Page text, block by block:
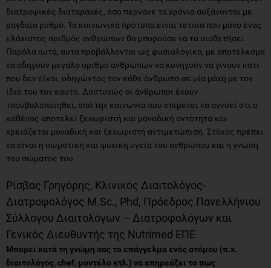
διατροφικές διαταραχές, όσο περνάνε τα χρόνια αυξάνονται με
ραγδαίο ρυθμό. Τα κοινωνικά πρότυπα είναι τέτοια που μόνο ένας
ελάχιστος αριθμός ανθρώπων θα μπορούσε να τα υιοθετήσει.
Παρόλα αυτά, αυτά προβάλλονται ως φυσιολογικά, με αποτέλεσμα
να οδηγούν μεγάλο αριθμό ανθρώπων να κυνηγούν να γίνουν κάτι
που δεν είναι, οδηγώντας τον κάθε άνθρωπο σε μία μάχη με τον
ίδιο του τον εαυτό. Δυστυχώς οι άνθρωποι έχουν
τσουβαλοποιηθεί, από την κοινωνία που επιμένει να αγνοεί ότι ο
καθένας αποτελεί ξεχωριστή και μοναδική οντότητα και
χρειάζεται μοναδική και ξεχωριστή αντιμετώπιση. Στόχος πρέπει
να είναι η σωματική και ψυχική υγεία του ανθρώπου και η γνώση
του σώματος του.
Ρίσβας Γρηγόρης, Κλινικός Διαιτολόγος-
Διατροφολόγος M.Sc., Phd, Πρόεδρος Πανελλήνιου
Σύλλογου Διαιτολόγων – Διατροφολόγων και
Γενικός Διευθυντής της Nutrimed ΕΠΕ
Μπορεί κατά τη γνώμη σας το επάγγελμα ενός ατόμου (π.χ.
διαιτολόγος, chef, μοντέλο κτλ.) να επηρεάζει το πως